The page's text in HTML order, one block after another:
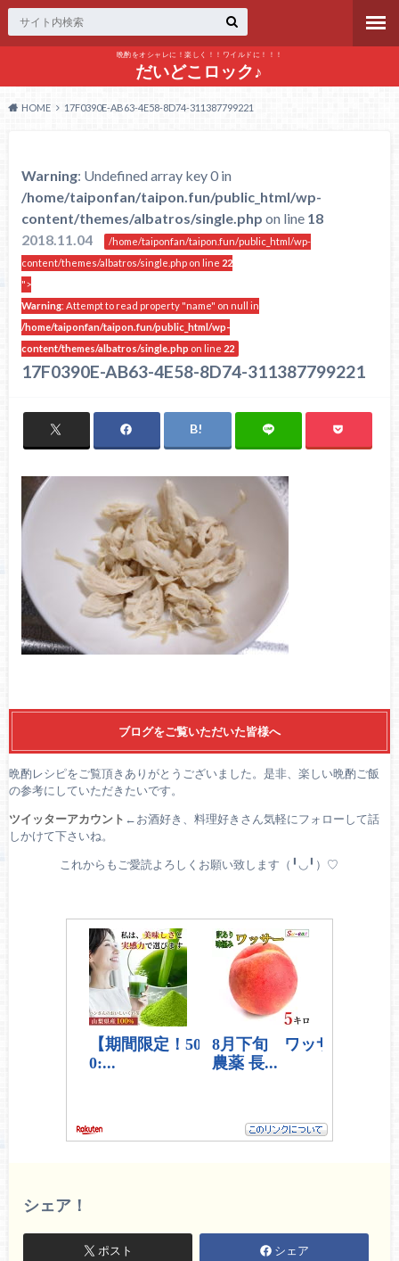
晩酌をオシャレに！楽しく！！ワイルドに！！！
だいどこロック♪
HOME 17F0390E-AB63-4E58-8D74-311387799221
Warning: Undefined array key 0 in
/home/taiponfan/taipon.fun/public_html/wp-
content/themes/albatros/single.php on line 18
2018.11.04
/home/taiponfan/taipon.fun/public_html/wp-
content/themes/albatros/single.php on line 22
">
Warning: Attempt to read property "name" on null in
/home/taiponfan/taipon.fun/public_html/wp-
content/themes/albatros/single.php on line 22
17F0390E-AB63-4E58-8D74-311387799221
ブログをご覧いただいた皆様へ
晩酌レシピをご覧頂きありがとうございました。是非、楽しい晩酌ご飯
の参考にしていただきたいです。
ツイッターアカウント ←お酒好き、料理好きさん気軽にフォローして話
しかけて下さいね。
これからもご愛読よろしくお願い致します（╹◡╹）♡
シェア！
ポスト シェア